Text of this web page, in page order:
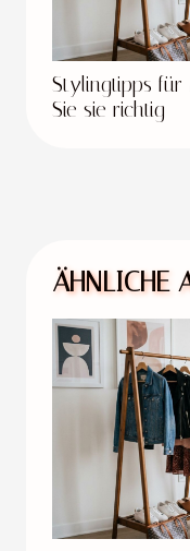
Stylingtipps für
Sie sie richtig
ÄHNLICHE